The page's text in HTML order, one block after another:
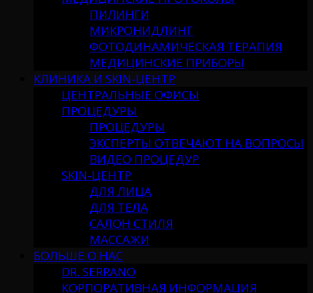
ПИЛИНГИ
МИКРОНИДЛИНГ
ФОТОДИНАМИЧЕСКАЯ ТЕРАПИЯ
МЕДИЦИНСКИЕ ПРИБОРЫ
КЛИНИКА И SKIN-ЦЕНТР
ЦЕНТРАЛЬНЫЕ ОФИСЫ
ПРОЦЕДУРЫ
ПРОЦЕДУРЫ
ЭКСПЕРТЫ ОТВЕЧАЮТ НА ВОПРОСЫ
ВИДЕО ПРОЦЕДУР
SKIN-ЦЕНТР
ДЛЯ ЛИЦА
ДЛЯ ТЕЛА
САЛОН СТИЛЯ
МАССАЖИ
БОЛЬШЕ О НАС
DR. SERRANO
КОРПОРАТИВНАЯ ИНФОРМАЦИЯ